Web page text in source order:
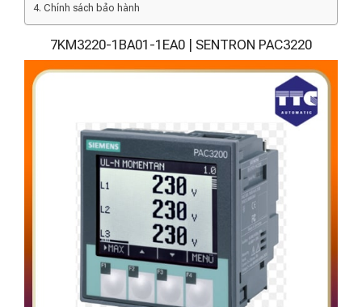
Chính sách bảo hành
7KM3220-1BA01-1EA0 | SENTRON PAC3220